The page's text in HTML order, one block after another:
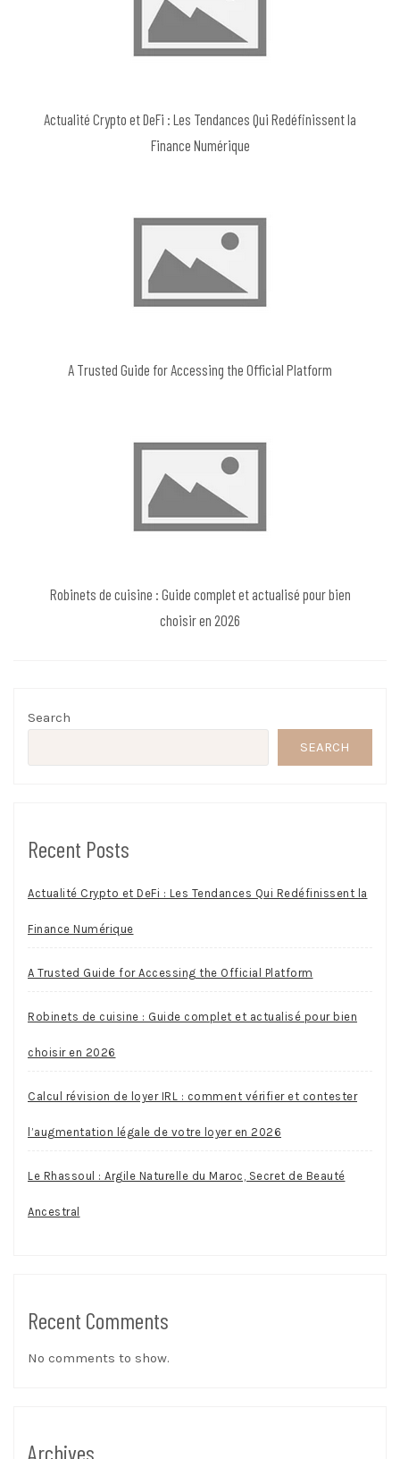
Actualité Crypto et DeFi : Les Tendances Qui Redéfinissent la
Finance Numérique
A Trusted Guide for Accessing the Official Platform
Robinets de cuisine : Guide complet et actualisé pour bien
choisir en 2026
Search
SEARCH
Recent Posts
Actualité Crypto et DeFi : Les Tendances Qui Redéfinissent la
Finance Numérique
A Trusted Guide for Accessing the Official Platform
Robinets de cuisine : Guide complet et actualisé pour bien
choisir en 2026
Calcul révision de loyer IRL : comment vérifier et contester
l’augmentation légale de votre loyer en 2026
Le Rhassoul : Argile Naturelle du Maroc, Secret de Beauté
Ancestral
Recent Comments
No comments to show.
Archives